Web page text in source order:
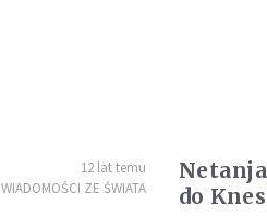
12 lat temu
WIADOMOŚCI ZE ŚWIATA
do